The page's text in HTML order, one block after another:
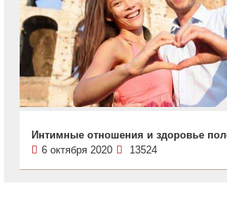
Интимные отношения и здоровье
6 октября 2020
13524